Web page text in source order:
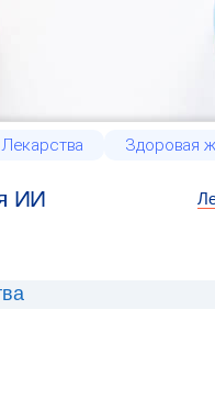
Лекарства Здоровая
ИИ